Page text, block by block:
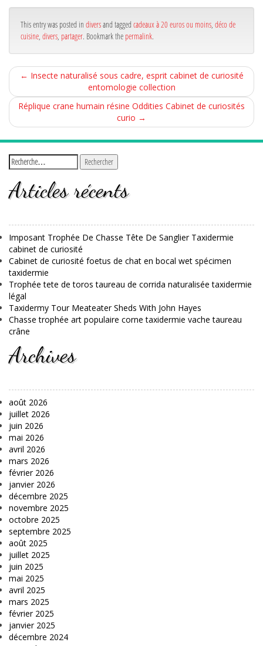
ok r
This entry was posted in diversand tagged cadeaux à 20 euros ou moins déco de
cuisine divers partager. Bookmark the permalink.
← Insecte naturalisé sous cadre, esprit cabinet de curiosité
entomologie collection
Réplique crane humain résine Oddities Cabinet de curiosités
curio →
Articles récents
Imposant Trophée De Chasse Tête De Sanglier Taxidermie
cabinet de curiosité
Cabinet de curiosité foetus de chat en bocal wet spécimen
taxidermie
Trophée tete de toros taureau de corrida naturalisée taxidermie
légal
Taxidermy Tour Meateater Sheds With John Hayes
Chasse trophée art populaire corne taxidermie vache taureau
crâne
Archives
août 2026
juillet 2026
juin 2026
mai 2026
avril 2026
mars 2026
février 2026
janvier 2026
décembre 2025
novembre 2025
octobre 2025
septembre 2025
août 2025
juillet 2025
juin 2025
mai 2025
avril 2025
mars 2025
février 2025
janvier 2025
décembre 2024